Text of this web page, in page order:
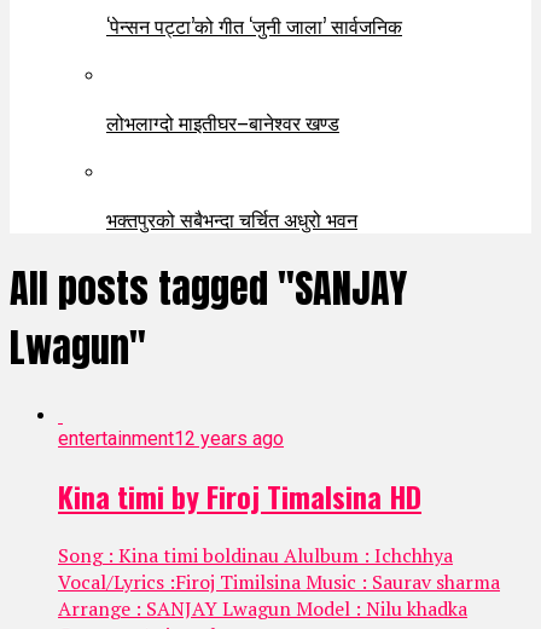
‘पेन्सन पट्टा’को गीत ‘जुनी जाला’ सार्वजनिक
लोभलाग्दो माइतीघर–बानेश्वर खण्ड
भक्तपुरको सबैभन्दा चर्चित अधुरो भवन
All posts tagged "SANJAY
Lwagun"
entertainment12 years ago
Kina timi by Firoj Timalsina HD
Song : Kina timi boldinau Alulbum : Ichchhya
Vocal/Lyrics :Firoj Timilsina Music : Saurav sharma
Arrange : SANJAY Lwagun Model : Nilu khadka